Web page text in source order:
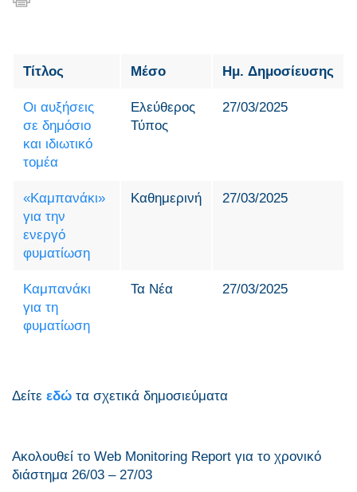
Τίτλος Μέσο Ημ. Δημοσίευσης
Οι αυξήσεις
σε δημόσιο
και ιδιωτικό
τομέα
Ελεύθερος
Τύπος
27/03/2025
«Καμπανάκι»
για την
ενεργό
φυματίωση
Καθημερινή 27/03/2025
Καμπανάκι
για τη
φυματίωση
Τα Νέα 27/03/2025
Δείτε εδώ τα σχετικά δημοσιεύματα
Ακολουθεί το Web Monitoring Report για τo χρονικό
διάστημα 26/03 – 27/03